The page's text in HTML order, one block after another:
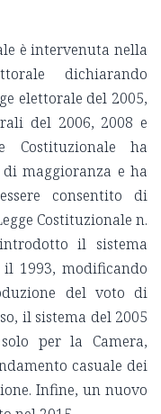
è intervenuta nella
dichiarando
elettorale del 2005,
del 2006, 2008 e
Costituzionale ha
maggioranza e ha
consentito di
Costituzionale n.
il sistema
1993, modificando
del voto di
il sistema del 2005
per la Camera,
casuale dei
Infine, un nuovo